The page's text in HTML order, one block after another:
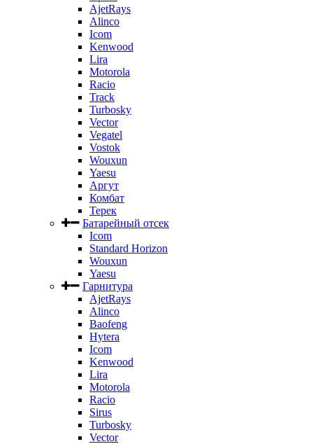
AjetRays
Alinco
Icom
Kenwood
Lira
Motorola
Racio
Track
Turbosky
Vector
Vegatel
Vostok
Wouxun
Yaesu
Аргут
Комбат
Терек
Батарейный отсек
Icom
Standard Horizon
Wouxun
Yaesu
Гарнитура
AjetRays
Alinco
Baofeng
Hytera
Icom
Kenwood
Lira
Motorola
Racio
Sirus
Turbosky
Vector